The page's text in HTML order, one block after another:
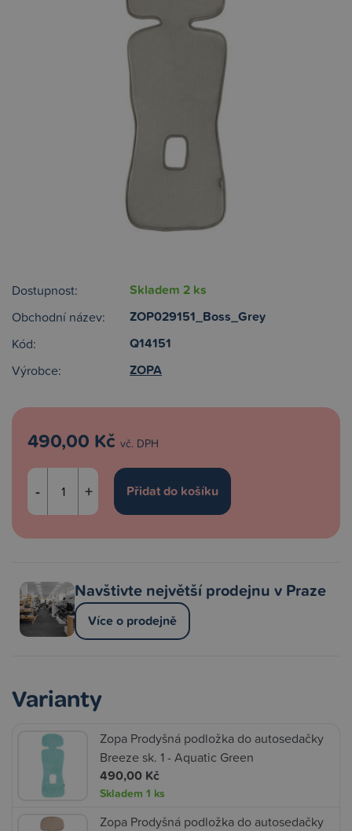
Dostupnost: Skladem 2 ks
Obchodní název: ZOP029151_Boss_Grey
Kód: Q14151
Výrobce: ZOPA
490,00 Kč vč. DPH
- +
Navštivte největší prodejnu v Praze
Více o prodejně
Varianty
Zopa Prodyšná podložka do autosedačky
Breeze sk. 1 - Aquatic Green
490,00 Kč
Skladem 1 ks
Zopa Prodyšná podložka do autosedačky